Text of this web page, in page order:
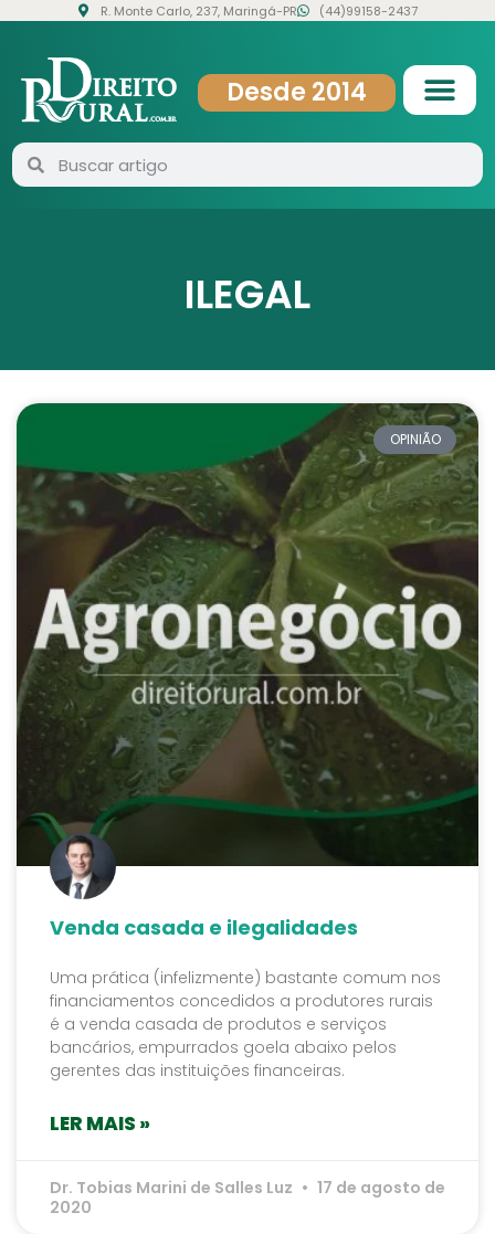
R. Monte Carlo, 237, Maringá-PR (44)99158-2437
Desde 2014
ILEGAL
OPINIÃO
Venda casada e ilegalidades
Uma prática (infelizmente) bastante comum nos
financiamentos concedidos a produtores rurais
é a venda casada de produtos e serviços
bancários, empurrados goela abaixo pelos
gerentes das instituições financeiras.
LER MAIS »
Dr. Tobias Marini de Salles Luz
17 de agosto de
2020